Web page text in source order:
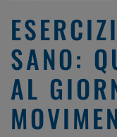
SANO:
AL